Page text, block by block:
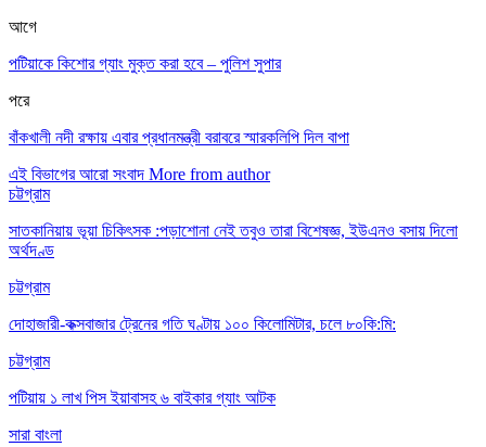
আগে
পটিয়াকে কিশোর গ্যাং মুক্ত করা হবে – পুলিশ সুপার
পরে
বাঁকখালী নদী রক্ষায় এবার প্রধানমন্ত্রী বরাবরে স্মারকলিপি দিল বাপা
এই বিভাগের আরো সংবাদ More from author
চট্টগ্রাম
সাতকানিয়ায় ভূয়া চিকিৎসক :পড়াশোনা নেই তবুও তারা বিশেষজ্ঞ, ইউএনও বসায় দিলো
অর্থদণ্ড
চট্টগ্রাম
দোহাজারী-কক্সবাজার ট্রেনের গতি ঘণ্টায় ১০০ কিলোমিটার, চলে ৮০কি:মি:
চট্টগ্রাম
পটিয়ায় ১ লাখ পিস ইয়াবাসহ ৬ বাইকার গ্যাং আটক
সারা বাংলা